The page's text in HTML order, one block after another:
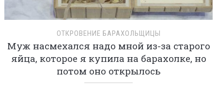
ОТКРОВЕНИЕ БАРАХОЛЬЩИЦЫ
Муж насмехался надо мной из-за старого
яйца, которое я купила на барахолке, но
потом оно открылось